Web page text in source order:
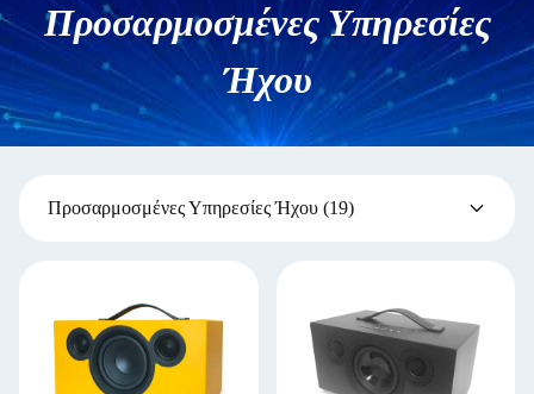
Προσαρμοσμένες Υπηρεσίες
Ήχου
Προσαρμοσμένες Υπηρεσίες Ήχου (19)